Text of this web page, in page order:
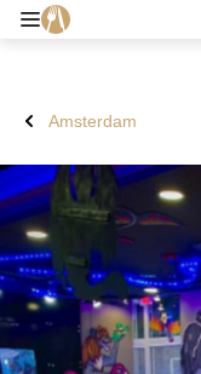
Amsterdam